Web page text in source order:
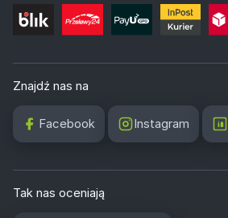
Znajdź nas na
Facebook Instagram
Tak nas oceniają